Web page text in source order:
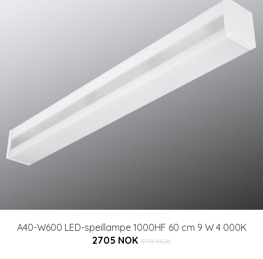
A40-W600 LED-speillampe 1000HF 60 cm 9 W 4 000K
2705 NOK 3178 NOK